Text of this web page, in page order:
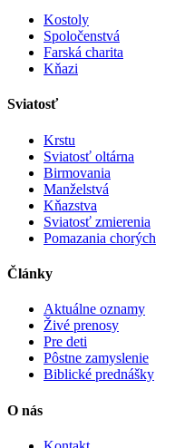
Kostoly
Spoločenstvá
Farská charita
Kňazi
Sviatosť
Krstu
Sviatosť oltárna
Birmovania
Manželstvá
Kňazstva
Sviatosť zmierenia
Pomazania chorých
Články
Aktuálne oznamy
Živé prenosy
Pre deti
Pôstne zamyslenie
Biblické prednášky
O nás